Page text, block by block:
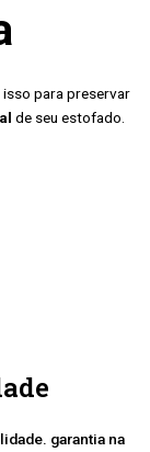
para preservar
de seu estofado.
garantia na